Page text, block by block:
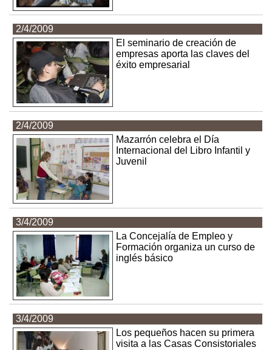
2/4/2009
El seminario de creación de
empresas aporta las claves del
éxito empresarial
2/4/2009
Mazarrón celebra el Día
Internacional del Libro Infantil y
Juvenil
3/4/2009
La Concejalía de Empleo y
Formación organiza un curso de
inglés básico
3/4/2009
Los pequeños hacen su primera
visita a las Casas Consistoriales